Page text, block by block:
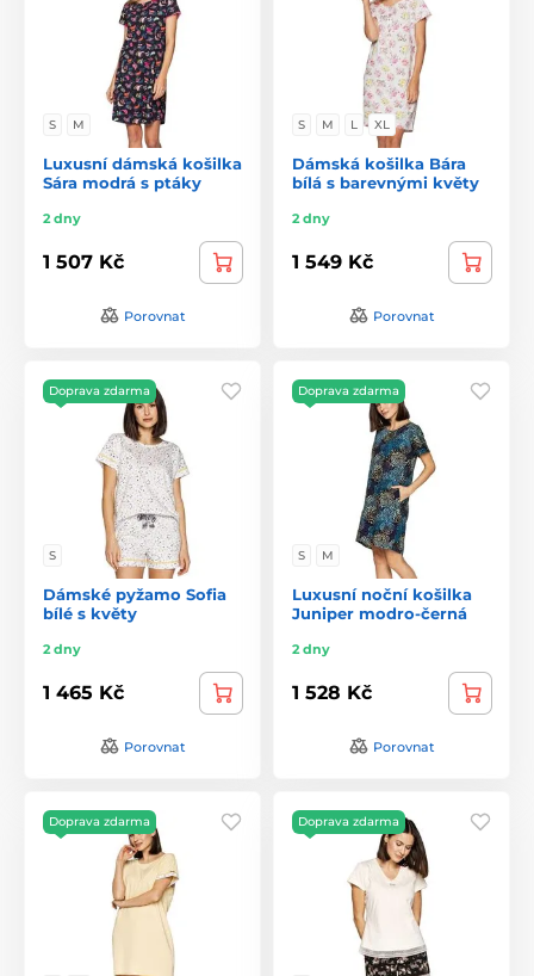
S M
Luxusní dámská košilka
Sára modrá s ptáky
2 dny
1 507 Kč
Porovnat
S M L XL
Dámská košilka Bára
bílá s barevnými květy
2 dny
1 549 Kč
Porovnat
Doprava zdarma
S
Dámské pyžamo Sofia
bílé s květy
2 dny
1 465 Kč
Porovnat
Doprava zdarma
S M
Luxusní noční košilka
Juniper modro-černá
2 dny
1 528 Kč
Porovnat
Doprava zdarma Doprava zdarma